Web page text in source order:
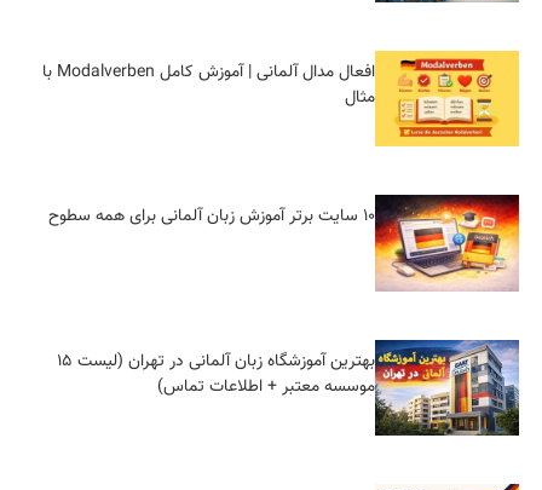
افعال مدال آلمانی | آموزش کامل Modalverben با
مثال
10 سایت برتر آموزش زبان آلمانی برای همه سطوح
بهترین آموزشگاه زبان آلمانی در تهران (لیست ۱۵
موسسه معتبر + اطلاعات تماس)